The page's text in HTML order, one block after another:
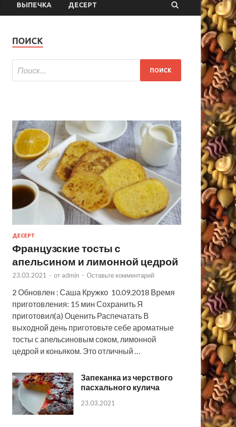
ВЫПЕЧКА ДЕСЕРТ
ПОИСК
ДЕСЕРТ
Французские тосты с
апельсином и лимонной цедрой
23.03.2021 - от admin - Оставьте комментарий
2 Обновлен : Саша Кружко 10.09.2018 Время
приготовления: 15 мин Сохранить Я
приготовил(а) Оценить Распечатать В
выходной день приготовьте себе ароматные
тосты с апельсиновым соком, лимонной
цедрой и коньяком. Это отличный …
Запеканка из черствого
пасхального кулича
23.03.2021